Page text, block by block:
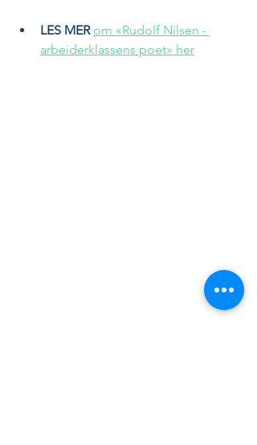
LES MER om «Rudolf Nilsen -
arbeiderklassens poet» her